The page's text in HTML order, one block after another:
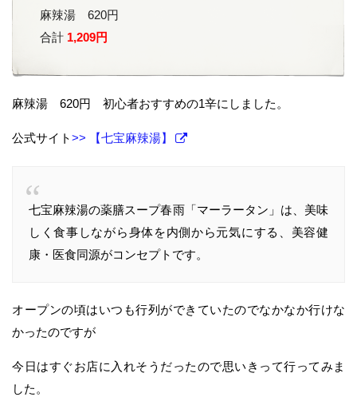
麻辣湯 620円
合計 1,209円
麻辣湯 620円 初心者おすすめの1辛にしました。
公式サイト>> 【七宝麻辣湯】
七宝麻辣湯の薬膳スープ春雨「マーラータン」は、美味
しく食事しながら身体を内側から元気にする、美容健
康・医食同源がコンセプトです。
オープンの頃はいつも行列ができていたのでなかなか行けな
かったのですが
今日はすぐお店に入れそうだったので思いきって行ってみま
した。